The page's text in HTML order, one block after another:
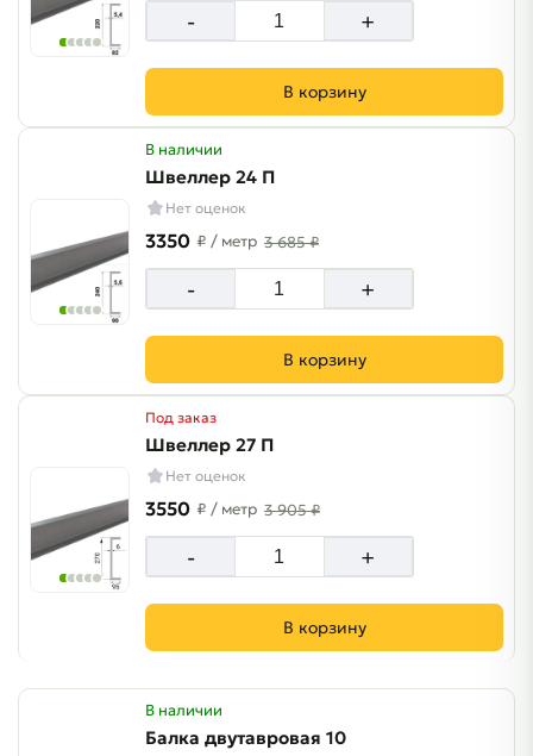
- +
В корзину
В наличии
Швеллер 24 П
Нет оценок
3350 ₽ / метр 3 685 ₽
- +
В корзину
Под заказ
Швеллер 27 П
Нет оценок
3550 ₽ / метр 3 905 ₽
- +
В корзину
В наличии
Балка двутавровая 10